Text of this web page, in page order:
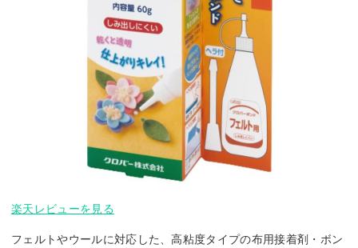
楽天レビューを見る
フェルトやウールに対応した、高粘度タイプの布用接着剤・ボン